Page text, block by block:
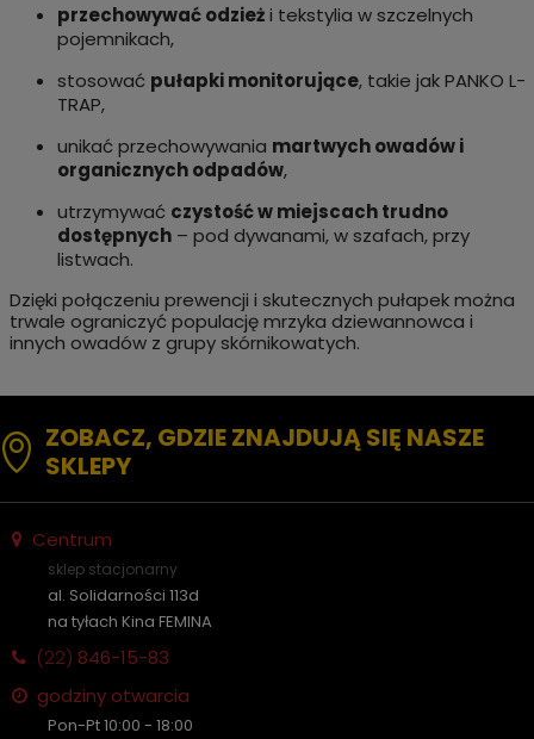
przechowywać odzieżi tekstylia w szczelnych
pojemnikach,
stosować pułapki monitorujące, takie jak PANKO L-
TRAP,
unikać przechowywania martwych owadów i
organicznych odpadów,
utrzymywać czystość w miejscach trudno
dostępnych– pod dywanami, w szafach, przy
listwach.
Dzięki połączeniu prewencji i skutecznych pułapek można
trwale ograniczyć populację mrzyka dziewannowca i
innych owadów z grupy skórnikowatych.
ZOBACZ, GDZIE ZNAJDUJĄ SIĘ NASZE
SKLEPY
Centrum
sklep stacjonarny
al. Solidarności 113d
na tyłach Kina FEMINA
(22) 846-15-83
godziny otwarcia
Pon-Pt 10:00 - 18:00